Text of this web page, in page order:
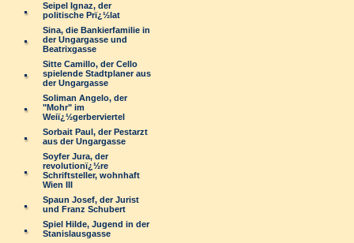
Seipel Ignaz, der
politische Prï¿½lat
Sina, die Bankierfamilie in
der Ungargasse und
Beatrixgasse
Sitte Camillo, der Cello
spielende Stadtplaner aus
der Ungargasse
Soliman Angelo, der
"Mohr" im
Weiï¿½gerberviertel
Sorbait Paul, der Pestarzt
aus der Ungargasse
Soyfer Jura, der
revolutionï¿½re
Schriftsteller, wohnhaft
Wien III
Spaun Josef, der Jurist
und Franz Schubert
Spiel Hilde, Jugend in der
Stanislausgasse